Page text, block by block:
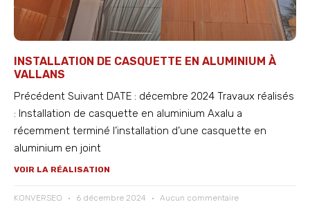
INSTALLATION DE CASQUETTE EN ALUMINIUM À
VALLANS
Précédent Suivant DATE : décembre 2024 Travaux réalisés
: Installation de casquette en aluminium Axalu a
récemment terminé l’installation d’une casquette en
aluminium en joint
VOIR LA RÉALISATION
KONVERSEO 6 décembre 2024 Aucun commentaire